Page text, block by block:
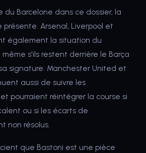
du Barcelone dans ce dossier, la
présente. Arsenal, Liverpool et
également la situation du
s'ils restent derrière le Barça
signature. Manchester United et
aussi de suivre les
pourraient réintégrer la course si
ou si les écarts de
non résolus.
que Bastoni est une pièce